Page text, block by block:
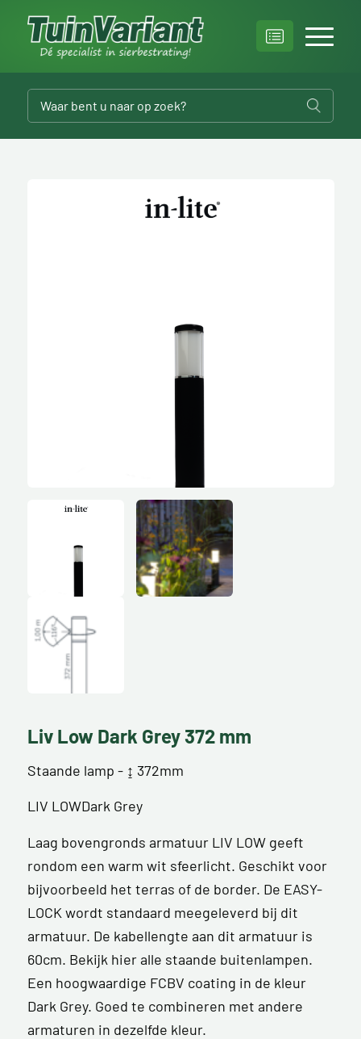
Liv Low Dark Grey 372 mm
Staande lamp - ↨ 372mm
LIV LOWDark Grey
Laag bovengronds armatuur LIV LOW geeft
rondom een warm wit sfeerlicht. Geschikt voor
bijvoorbeeld het terras of de border. De EASY-
LOCK wordt standaard meegeleverd bij dit
armatuur. De kabellengte aan dit armatuur is
60cm. Bekijk hier alle staande buitenlampen.
Een hoogwaardige FCBV coating in de kleur
Dark Grey. Goed te combineren met andere
armaturen in dezelfde kleur.